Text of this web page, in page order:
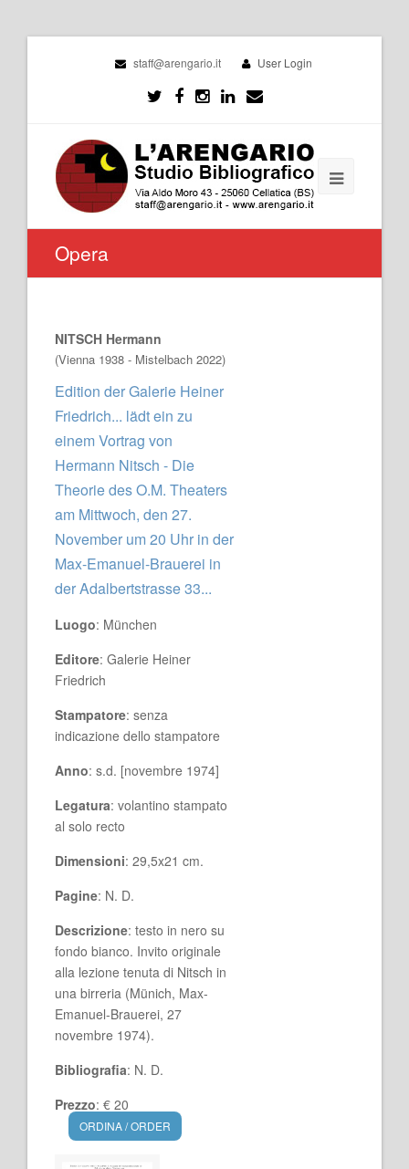
staff@arengario.it User Login
Opera
NITSCH Hermann
(Vienna 1938 - Mistelbach 2022)
Edition der Galerie Heiner
Friedrich... lädt ein zu
einem Vortrag von
Hermann Nitsch - Die
Theorie des O.M. Theaters
am Mittwoch, den 27.
November um 20 Uhr in der
Max-Emanuel-Brauerei in
der Adalbertstrasse 33...
Luogo: München
Editore: Galerie Heiner
Friedrich
Stampatore: senza
indicazione dello stampatore
Anno: s.d. [novembre 1974]
Legatura: volantino stampato
al solo recto
Dimensioni: 29,5x21 cm.
Pagine: N. D.
Descrizione: testo in nero su
fondo bianco. Invito originale
alla lezione tenuta di Nitsch in
una birreria (Münich, Max-
Emanuel-Brauerei, 27
novembre 1974).
Bibliografia: N. D.
Prezzo: € 20
ORDINA / ORDER